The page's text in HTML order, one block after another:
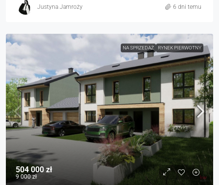
Justyna Jamroży 6 dni temu
NA SPRZEDAŻ RYNEK PIERWOTNY
504 000 zł
9 000 zł